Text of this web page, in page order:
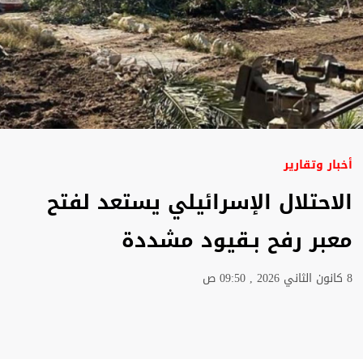
أخبار وتقارير
الاحتلال الإسرائيلي يستعد لفتح
معبر رفح بـقيود مشددة
8 كانون الثاني 2026 , 09:50 ص